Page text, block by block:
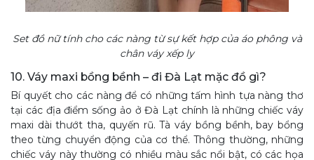
Set đồ nữ tính cho các nàng từ sự kết hợp của áo phông và
chân váy xếp ly
10. Váy maxi bồng bềnh – đi Đà Lạt mặc đồ gì?
Bí quyết cho các nàng để có những tấm hình tựa nàng thơ
tại các địa điểm sống ảo ở Đà Lạt chính là những chiếc váy
maxi dài thướt tha, quyến rũ. Tà váy bồng bềnh, bay bổng
theo từng chuyển động của cơ thể. Thông thường, những
chiếc váy này thường có nhiều màu sắc nổi bật, có các họa